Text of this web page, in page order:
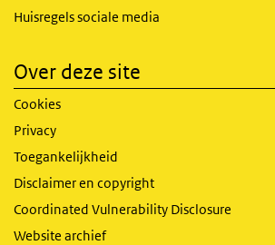
Huisregels sociale media
Over deze site
Cookies
Privacy
Toegankelijkheid
Disclaimer en copyright
Coordinated Vulnerability Disclosure
Website archief